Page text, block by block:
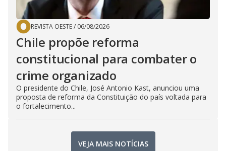
REVISTA OESTE/ 06/08/2026
Chile propõe reforma
constitucional para combater o
crime organizado
O presidente do Chile, José Antonio Kast, anunciou uma
proposta de reforma da Constituição do país voltada para
o fortalecimento...
VEJA MAIS NOTÍCIAS